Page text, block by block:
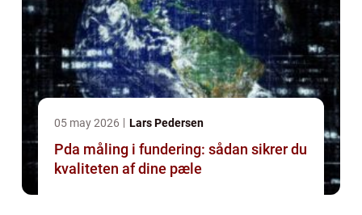
05 may 2026 Lars Pedersen
Pda måling i fundering: sådan sikrer du
kvaliteten af dine pæle